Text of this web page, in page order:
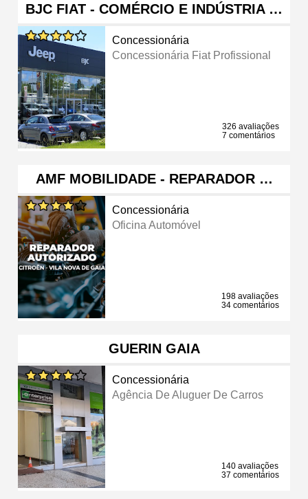
BJC FIAT - COMÉRCIO E INDÚSTRIA …
Concessionária
Concessionária Fiat Profissional
326 avaliações
7 comentários
AMF MOBILIDADE - REPARADOR …
Concessionária
Oficina Automóvel
198 avaliações
34 comentários
GUERIN GAIA
Concessionária
Agência De Aluguer De Carros
140 avaliações
37 comentários